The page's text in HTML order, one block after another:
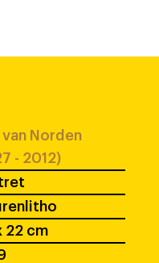
van Norden
- 2012)
22 cm